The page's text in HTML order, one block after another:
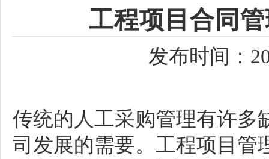
工程项目合同
发布时间：
传统的 人工采购管理有许多
司发展的需要。 工程项目管